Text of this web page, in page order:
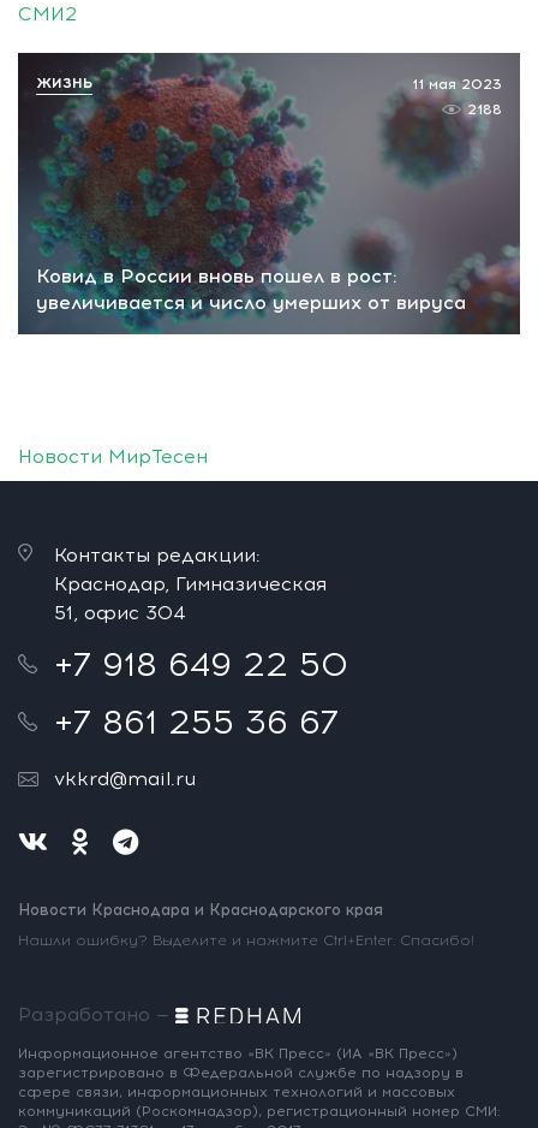
СМИ2
Ковид в России вновь пошел в рост:
увеличивается и число умерших от вируса
11 мая 2023
2188
ЖИЗНЬ
Новости МирТесен
Контакты редакции:
Краснодар, Гимназическая
51, офис 304
+7 918 649 22 50
+7 861 255 36 67
vkkrd@mail.ru
Новости Краснодара и Краснодарского края
Нашли ошибку? Выделите и нажмите Ctrl+Enter. Спасибо!
Разработано —
Информационное агентство «ВК Пресс» (ИА «ВК Пресс»)
зарегистрировано в Федеральной службе по надзору в
сфере связи, информационных технологий и массовых
коммуникаций (Роскомнадзор), регистрационный номер СМИ: